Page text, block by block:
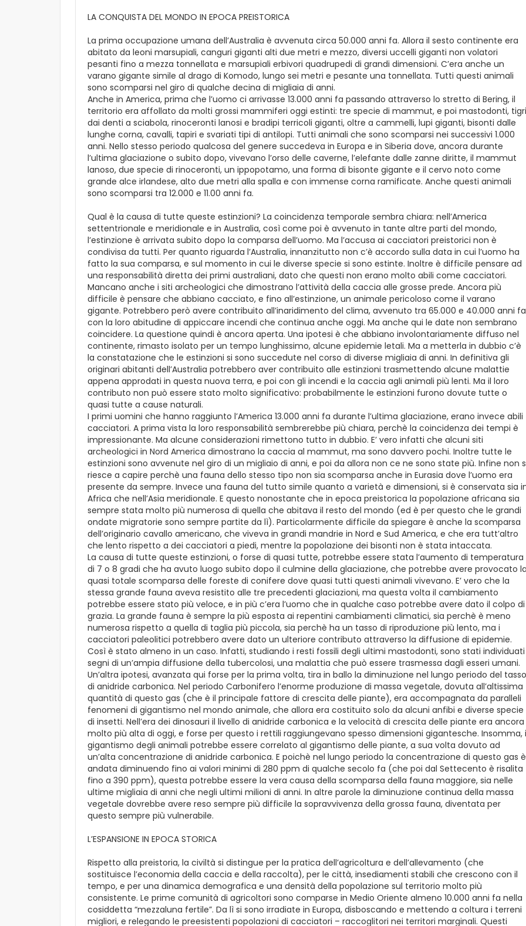
LA CONQUISTA DEL MONDO IN EPOCA PREISTORICA
La prima occupazione umana dell’Australia è avvenuta circa 50.000 anni fa. Allora il sesto continente era
abitato da leoni marsupiali, canguri giganti alti due metri e mezzo, diversi uccelli giganti non volatori
pesanti fino a mezza tonnellata e marsupiali erbivori quadrupedi di grandi dimensioni. C’era anche un
varano gigante simile al drago di Komodo, lungo sei metri e pesante una tonnellata. Tutti questi animali
sono scomparsi nel giro di qualche decina di migliaia di anni.
Anche in America, prima che l’uomo ci arrivasse 13.000 anni fa passando attraverso lo stretto di Bering, il
territorio era affollato da molti grossi mammiferi oggi estinti: tre specie di mammut, e poi mastodonti, tigri
dai denti a sciabola, rinoceronti lanosi e bradipi terricoli giganti, oltre a cammelli, lupi giganti, bisonti dalle
lunghe corna, cavalli, tapiri e svariati tipi di antilopi. Tutti animali che sono scomparsi nei successivi 1.000
anni. Nello stesso periodo qualcosa del genere succedeva in Europa e in Siberia dove, ancora durante
l’ultima glaciazione o subito dopo, vivevano l’orso delle caverne, l’elefante dalle zanne diritte, il mammut
lanoso, due specie di rinoceronti, un ippopotamo, una forma di bisonte gigante e il cervo noto come
grande alce irlandese, alto due metri alla spalla e con immense corna ramificate. Anche questi animali
sono scomparsi tra 12.000 e 11.00 anni fa.
Qual è la causa di tutte queste estinzioni? La coincidenza temporale sembra chiara: nell’America
settentrionale e meridionale e in Australia, così come poi è avvenuto in tante altre parti del mondo,
l’estinzione è arrivata subito dopo la comparsa dell’uomo. Ma l’accusa ai cacciatori preistorici non è
condivisa da tutti. Per quanto riguarda l’Australia, innanzitutto non c’è accordo sulla data in cui l’uomo ha
fatto la sua comparsa, e sul momento in cui le diverse specie si sono estinte. Inoltre è difficile pensare ad
una responsabilità diretta dei primi australiani, dato che questi non erano molto abili come cacciatori.
Mancano anche i siti archeologici che dimostrano l’attività della caccia alle grosse prede. Ancora più
difficile è pensare che abbiano cacciato, e fino all’estinzione, un animale pericoloso come il varano
gigante. Potrebbero però avere contribuito all’inaridimento del clima, avvenuto tra 65.000 e 40.000 anni
con la loro abitudine di appiccare incendi che continua anche oggi. Ma anche qui le date non sembrano
coincidere. La questione quindi è ancora aperta. Una ipotesi è che abbiano involontariamente diffuso nel
continente, rimasto isolato per un tempo lunghissimo, alcune epidemie letali. Ma a metterla in dubbio c’è
la constatazione che le estinzioni si sono succedute nel corso di diverse migliaia di anni. In definitiva gli
originari abitanti dell’Australia potrebbero aver contribuito alle estinzioni trasmettendo alcune malattie
appena approdati in questa nuova terra, e poi con gli incendi e la caccia agli animali più lenti. Ma il loro
contributo non può essere stato molto significativo: probabilmente le estinzioni furono dovute tutte o
quasi tutte a cause naturali.
I primi uomini che hanno raggiunto l’America 13.000 anni fa durante l’ultima glaciazione, erano invece abili
cacciatori. A prima vista la loro responsabilità sembrerebbe più chiara, perchè la coincidenza dei tempi è
impressionante. Ma alcune considerazioni rimettono tutto in dubbio. E’ vero infatti che alcuni siti
archeologici in Nord America dimostrano la caccia al mammut, ma sono davvero pochi. Inoltre tutte le
estinzioni sono avvenute nel giro di un migliaio di anni, e poi da allora non ce ne sono state più. Infine non
riesce a capire perchè una fauna dello stesso tipo non sia scomparsa anche in Eurasia dove l’uomo era
presente da sempre. Invece una fauna del tutto simile quanto a varietà e dimensioni, si è conservata sia
Africa che nell’Asia meridionale. E questo nonostante che in epoca preistorica la popolazione africana sia
sempre stata molto più numerosa di quella che abitava il resto del mondo (ed è per questo che le grandi
ondate migratorie sono sempre partite da lì). Particolarmente difficile da spiegare è anche la scomparsa
dell’originario cavallo americano, che viveva in grandi mandrie in Nord e Sud America, e che era tutt’altro
che lento rispetto a dei cacciatori a piedi, mentre la popolazione dei bisonti non è stata intaccata.
La causa di tutte queste estinzioni, o forse di quasi tutte, potrebbe essere stata l’aumento di temperatura
di 7 o 8 gradi che ha avuto luogo subito dopo il culmine della glaciazione, che potrebbe avere provocato
quasi totale scomparsa delle foreste di conifere dove quasi tutti questi animali vivevano. E’ vero che la
stessa grande fauna aveva resistito alle tre precedenti glaciazioni, ma questa volta il cambiamento
potrebbe essere stato più veloce, e in più c’era l’uomo che in qualche caso potrebbe avere dato il colpo di
grazia. La grande fauna è sempre la più esposta ai repentini cambiamenti climatici, sia perchè è meno
numerosa rispetto a quella di taglia più piccola, sia perchè ha un tasso di riproduzione più lento, ma i
cacciatori paleolitici potrebbero avere dato un ulteriore contributo attraverso la diffusione di epidemie.
Così è stato almeno in un caso. Infatti, studiando i resti fossili degli ultimi mastodonti, sono stati
segni di un’ampia diffusione della tubercolosi, una malattia che può essere trasmessa dagli esseri umani.
Un’altra ipotesi, avanzata qui forse per la prima volta, tira in ballo la diminuzione nel lungo periodo del tasso
di anidride carbonica. Nel periodo Carbonifero l’enorme produzione di massa vegetale, dovuta all’altissima
quantità di questo gas (che è il principale fattore di crescita delle piante), era accompagnata da paralleli
fenomeni di gigantismo nel mondo animale, che allora era costituito solo da alcuni anfibi e diverse specie
di insetti. Nell’era dei dinosauri il livello di anidride carbonica e la velocità di crescita delle piante era ancora
molto più alta di oggi, e forse per questo i rettili raggiungevano spesso dimensioni gigantesche. Insomma,
gigantismo degli animali potrebbe essere correlato al gigantismo delle piante, a sua volta dovuto ad
un’alta concentrazione di anidride carbonica. E poichè nel lungo periodo la concentrazione di questo gas è
andata diminuendo fino ai valori minimi di 280 ppm di qualche secolo fa (che poi dal Settecento è risalita
fino a 390 ppm), questa potrebbe essere la vera causa della scomparsa della fauna maggiore, sia nelle
ultime migliaia di anni che negli ultimi milioni di anni. In altre parole la diminuzione continua della massa
vegetale dovrebbe avere reso sempre più difficile la sopravvivenza della grossa fauna, diventata per
questo sempre più vulnerabile.
L’ESPANSIONE IN EPOCA STORICA
Rispetto alla preistoria, la civiltà si distingue per la pratica dell’agricoltura e dell’allevamento (che
sostituisce l’economia della caccia e della raccolta), per le città, insediamenti stabili che crescono con il
tempo, e per una dinamica demografica e una densità della popolazione sul territorio molto più
consistente. Le prime comunità di agricoltori sono comparse in Medio Oriente almeno 10.000 anni fa nella
cosiddetta “mezzaluna fertile”. Da lì si sono irradiate in Europa, disboscando e mettendo a coltura i terreni
migliori, e relegando le preesistenti popolazioni di cacciatori – raccoglitori nei territori marginali. Questi